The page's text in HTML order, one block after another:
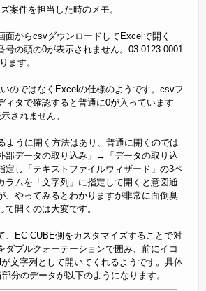
案件を担当した時のメモ。
面からcsvダウンロードしてExcelで開く
号の頭の0が表示されません。03-0123-0001
ます。
のではなくExcelの仕様のようです。csvフ
ィタで確認すると普通に0が入っています
されません。
ように開く方法はあり、普通に開くのでは
部データの取り込み」→「データの取り込
定し「テキストファイルウィザード」の3ペ
ラムを「文字列」に指定して開くと意図通
、やってみるとわかりますが非常に面倒臭
て開くのは大変です。
、EC-CUBE側をカスタマイズすることで対
ダブルクォーテーションで囲み、前にイコ
文字列として開いてくれるようです。具体
分のデータが以下のようになります。